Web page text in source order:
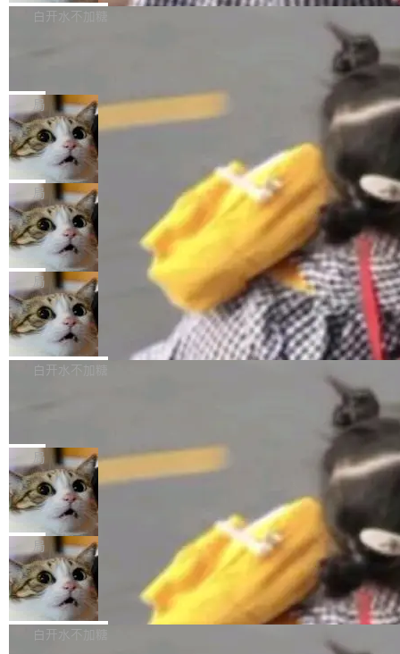
P9 patch03及以上版本。 *升级路径：设置 > 搜
很多中国音视频开发者而言，这个名字并不陌
“启蒙老师”。 而今年，恰好是雷霄骅离世十周
年。FFmpeg 社区最终选择用一个大版本的名
字，留下了这份纪念。 雷霄骅曾是中国传媒大学
数字电视技术方向的博士生，长期从事视频、音
频技...
导致公司在多个项目上超支。《金融时报》报道
编写程序，目标是完成电商平台作者信息与商品
列表的数据匹配 —— 一项常规的数据处理任
务，最终却产生了 180 万美元的账单，实际支出
超出原定预算 860%。 更令人意外的是，该项目
最终并未成功落地，而高额算力消耗持续运行长
达 5 个月，公司直到财务对账时才察觉异常。这
意味着一个无人看管的 AI 程序，在近半年时间
里日夜不停地"烧钱"。 复盘显示，...
白开水不加糖
e CEO Clément Delangue 在 CNBC 的采访里
没有拐弯抹角。他说中国正在赢得 AI 竞赛，而
且按目前的速度，中国 AI 工具预计在今年底或
2027 年就能追上美国前沿实验室的水平。 Dela
ngue 把原因归结为一件事：开放协作。中国的
AI 开发者在一个共享和协作的生态里加速迭代，
而美国模型厂商在"闭门造车"。他的原话是 "buil
ding in silos"——各自为战，互不通气。 这个判
断从他嘴里说出来分量不同。Hugging Face 是
全球最大的开源 AI 平台，上面跑着上百万个模
型。谁在开源赛道上领先，...
局
当 AI agent 把源码变成了最好的扩展系
统，开发者工具必须开源
五年前，David Crawshaw 问过很多软件工程师
一个问题：你写过什么给自己用的程序？答案几
乎都是没有。工程师们整天用别人写的程序写程
序给别人用。偶尔有人自己写个博客系统、智能
家居控制、家庭实验室，都算稀奇事。 Crawsh
aw 是 Shelley 的作者，一个开源 AI coding age
nt。他最近在博客上写了一篇文章，核心论点很
简单：开发者工具必须开源。 理由不是传统的自
由软件情怀，而是一个跟 AI agent 直接相关的
技术判断。 两行 prompt 就能个性化任何软件 C
局
DeepSeek Harness 宣布内测邀请，全
网最大规模开源 Agent 路演现场诞生
一条内测招募帖，发出去的时候大概没人想到它
会变成一场开源 Agent 生态的路演。 8月1日，
DeepSeek Harness 团队负责人崔添翼（tiany
i）在 X 上发帖： 「如果你是 Agent Harness 相
关开源项目的开发者，希望参加 DeepSeek Har
ness 的内测，可以回复或私信联系我。请附上
Harness 负责把能力落到真实环境中——调用工
具、读写文件、管理上下文、处理错误、完成闭
环。崔添翼招人的标...
局
商汤 SenseNova U1.5-Lite-Preview
开源
商汤科技宣布面向社区开源轻量级统一多模态模
型的预览版本 SenseNova U1.5-Lite-Preview。
理解、推理、生成与编辑，还仅以 8B-MoT 的轻
量大小，将能力推进到4K、更精细的真实质感、
更复杂的视觉控制和可持续迭代编辑。 相比 U
1，U1.5-Lite-Preview 在以下方向上带来了显著
提升： 原生支持4K图像生成； 更精细的局部纹
理、细节与真实世界质感； 更准确的中英文文字
生成与复杂版式组织； 更稳定的图...
白开水不加糖
nap。这次是 hwctl——一个用来检查 Ubuntu
硬件认证状态的命令行工具。 Canonical 工程师
Alan Griffiths 在邮件列表中说得很直白：「hwc
tl 是一个 Ubuntu 专有的包，它和它的依赖项都
是 Ubuntu 专有的，不会用在其他发行版上。」
所以 deb 版本的受众实际上为零。既然只有 Ub
untu 用户在用，那用 snap 打包就没什么可纠结
的。 从 deb 到 snap 的迁移路径 hwctl 是 rust-
hwlib 硬件 API 库的一部分，命令行工具负责查
局
Dario Amodei 担心新人来 Anthropic
只为金钱，不为使命
顶级 AI 研究员在两家公司之间来回跳，中间只
隔了几天。 Lilian Weng 上周刚宣布因健康原因
离开 Thinking Machines Lab，说自己作为联合
创始人的角色「太累了」。几天后，The Inform
ation 就曝出她将重回 OpenAI，负责递归自我
改进方向的研究。她是 Thinking Machines 过
局
FFmpeg 9.0 发布
FFmpeg 9.0 现已发布，包含多项改进。官方更
新日志列出的 9.0 版本主要更新内容如下： 扩
白开水不加糖